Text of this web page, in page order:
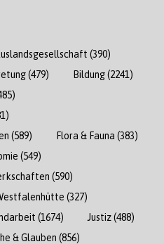
(390)
(479) Bildung(2241)
(589) Flora & Fauna (383)
(549)
(590)
(327)
(1674) Justiz(488)
& Glauben (856)